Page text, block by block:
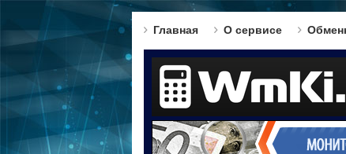
Главная О сервисе